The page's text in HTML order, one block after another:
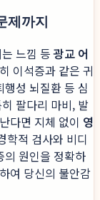
제까지
는 느낌 등광교 어
이석증과 같은 귀
성 뇌질환 등 심
팔다리 마비, 발
다면 지체 없이 영
학적 검사와 비디
의 원인을 정확하
여 당신의 불안감